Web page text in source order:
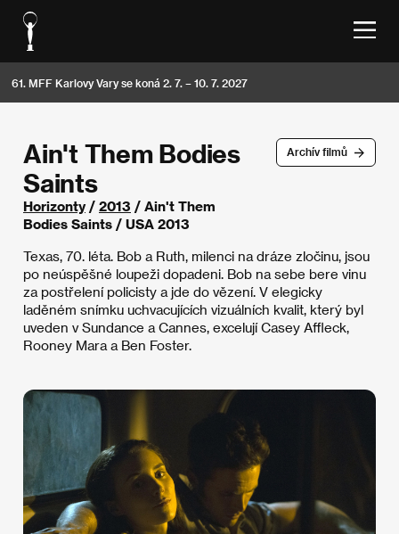
61. MFF Karlovy Vary se koná 2. 7. – 10. 7. 2027
Archív filmů
Ain't Them Bodies
Saints
Horizonty/ 2013 / Ain't Them
Bodies Saints / USA 2013
Texas, 70. léta. Bob a Ruth, milenci na dráze zločinu, jsou
po neúspěšné loupeži dopadeni. Bob na sebe bere vinu
za postřelení policisty a jde do vězení. V elegicky
laděném snímku uchvacujících vizuálních kvalit, který byl
uveden v Sundance a Cannes, excelují Casey Affleck,
Rooney Mara a Ben Foster.